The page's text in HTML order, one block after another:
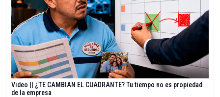
Video || ¿TE CAMBIAN EL CUADRANTE? Tu tiempo no es propiedad
de la empresa